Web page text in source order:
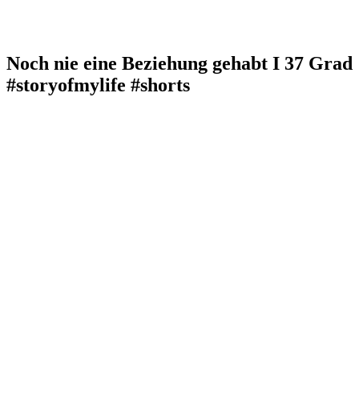
Noch nie eine Beziehung gehabt I 37 Grad
#storyofmylife #shorts